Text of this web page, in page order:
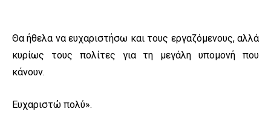
Θα ήθελα να ευχαριστήσω και τους εργαζόμενους, αλλά
κυρίως τους πολίτες για τη μεγάλη υπομονή που
κάνουν.
Ευχαριστώ πολύ».